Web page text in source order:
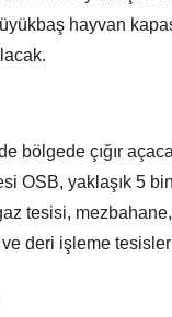
hayvan
bölgede çığır
OSB, yaklaşık 5
tesisi,
deri işleme